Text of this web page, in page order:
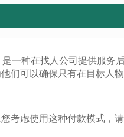
一种在找人公司提供服务
们可以确保只有在目标人
考虑使用这种付款模式，